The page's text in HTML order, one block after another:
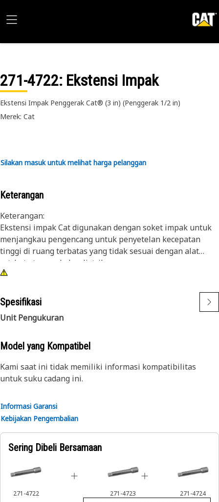
271-4722: Ekstensi Impak
Ekstensi Impak Penggerak Cat® (3 in) (Penggerak 1/2 in)
Merek: Cat
Silakan masuk untuk melihat harga pelanggan
Keterangan
Keterangan:
Ekstensi impak Cat digunakan dengan soket impak untuk
menjangkau pengencang untuk penyetelan kecepatan
tinggi di ruang terbatas yang tidak sesuai dengan alat
ratchet atau perkakas listrik.
• Penggerak 1/2 inci, ekstensi impak baja 3 inci
• Memiliki desain pin untuk menahan soket
• Lapisan akhir oksida hitam
Spesifikasi
Unit Pengukuran
Model yang Kompatibel
Kami saat ini tidak memiliki informasi kompatibilitas
untuk suku cadang ini.
Informasi Garansi
Kebijakan Pengembalian
Sering Dibeli Bersamaan
271-4722 271-4723 271-4724